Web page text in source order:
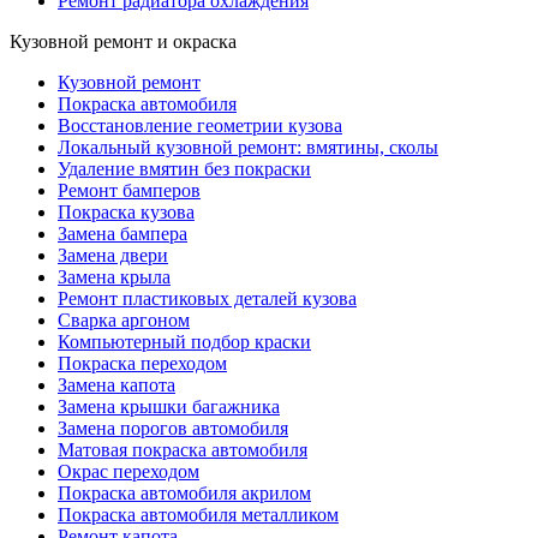
Кузовной ремонт и окраска
Кузовной ремонт
Покраска автомобиля
Восстановление геометрии кузова
Локальный кузовной ремонт: вмятины, сколы
Удаление вмятин без покраски
Ремонт бамперов
Покраска кузова
Замена бампера
Замена двери
Замена крыла
Ремонт пластиковых деталей кузова
Сварка аргоном
Компьютерный подбор краски
Покраска переходом
Замена капота
Замена крышки багажника
Замена порогов автомобиля
Матовая покраска автомобиля
Окрас переходом
Покраска автомобиля акрилом
Покраска автомобиля металликом